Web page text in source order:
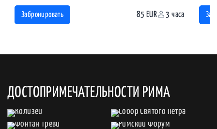
Забронировать 85 EUR 3 часа
ДОСТОПРИМЕЧАТЕЛЬНОСТИ РИМА